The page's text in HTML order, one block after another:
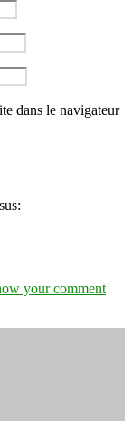
dans le navigateur
your comment